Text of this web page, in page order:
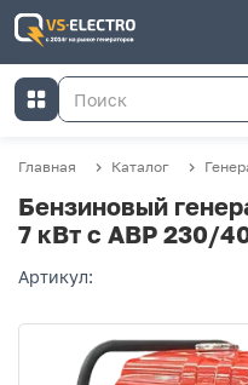
Главная Каталог
Бензиновый
7 кВт с АВР 230/
Артикул: